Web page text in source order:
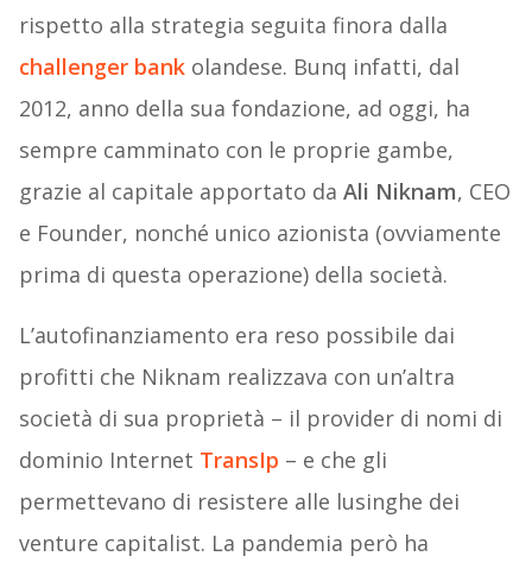
rispetto alla strategia seguita finora dalla
challenger bankolandese. Bunq infatti, dal
2012, anno della sua fondazione, ad oggi, ha
sempre camminato con le proprie gambe,
grazie al capitale apportato da Ali Niknam, CEO
e Founder, nonché unico azionista (ovviamente
prima di questa operazione) della società.
L’autofinanziamento era reso possibile dai
profitti che Niknam realizzava con un’altra
società di sua proprietà – il provider di nomi di
dominio Internet TransIp – e che gli
permettevano di resistere alle lusinghe dei
venture capitalist. La pandemia però ha